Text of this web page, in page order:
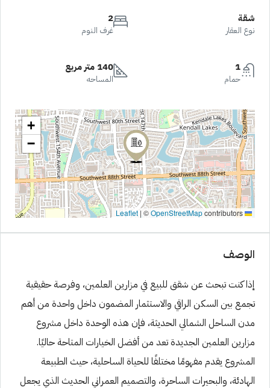
شقة
نوع العقار
2
غرف النوم
1
حمام
140 متر مربع
المساحه
+
−
| ©OpenStreetMapcontributors
الوصف
إذا كنت تبحث عن شقق للبيع في مزارين العلمين، وفرصة حقيقية
تجمع بين السكن الراقي والاستثمار المضمون داخل واحدة من أهم
مدن الساحل الشمالي الحديثة، فإن هذه الوحدة داخل مشروع
مزارين العلمين الجديدة تعد من أفضل الخيارات المتاحة حاليًا.
المشروع يقدم مفهومًا مختلفًا للحياة الساحلية، حيث الطبيعة
الهادئة، والبحيرات الساحرة، والتصميم العمراني الحديث الذي يجعل